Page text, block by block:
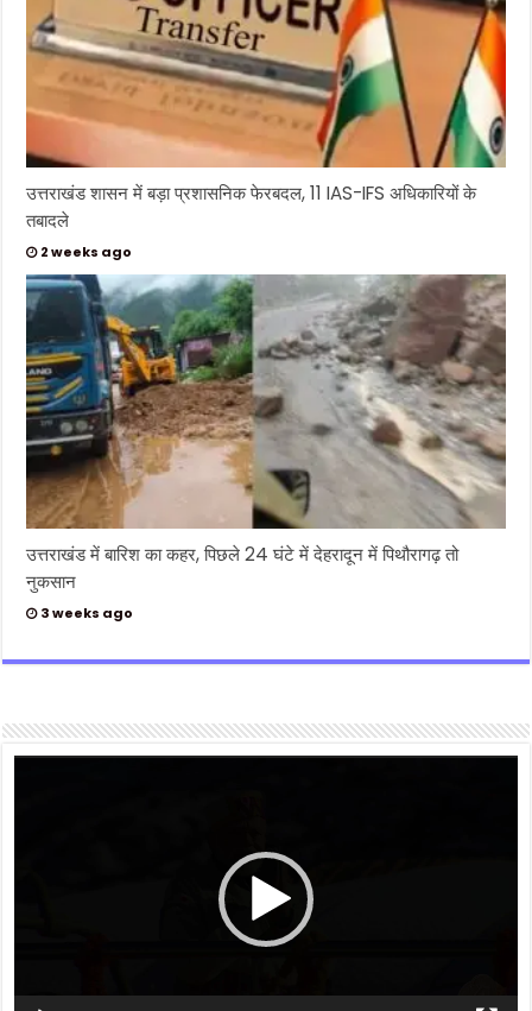
उत्तराखंड शासन में बड़ा प्रशासनिक फेरबदल, 11 IAS-IFS अधिकारियों के
तबादले
2 weeks ago
उत्तराखंड में बारिश का कहर, पिछले 24 घंटे में देहरादून में पिथौरागढ़ तो
नुकसान
3 weeks ago